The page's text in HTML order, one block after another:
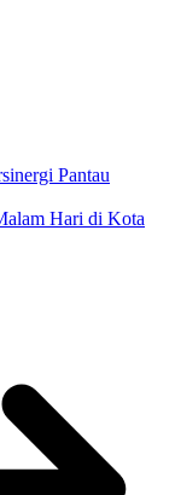
Pantau
Hari di Kota